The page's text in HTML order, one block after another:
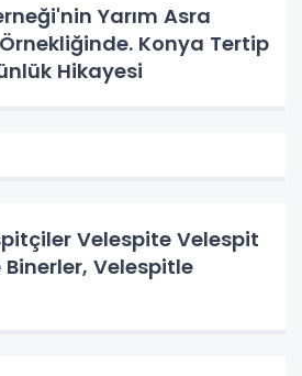
Yarım Asra
Konya Tertip
Hikayesi
Velespite Velespit
Velespitle